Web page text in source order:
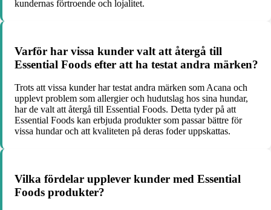
kundernas förtroende och lojalitet.
Varför har vissa kunder valt att återgå till
Essential Foods efter att ha testat andra märken?
Trots att vissa kunder har testat andra märken som Acana och
upplevt problem som allergier och hudutslag hos sina hundar,
har de valt att återgå till Essential Foods. Detta tyder på att
Essential Foods kan erbjuda produkter som passar bättre för
vissa hundar och att kvaliteten på deras foder uppskattas.
Vilka fördelar upplever kunder med Essential
Foods produkter?